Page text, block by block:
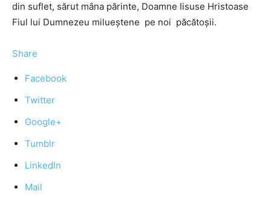
din suflet, sărut mâna părinte, Doamne Iisuse Hristoase
Fiul lui Dumnezeu milueștene pe noi păcătoșii.
Share
Facebook
Twitter
Google+
Tumblr
LinkedIn
Mail